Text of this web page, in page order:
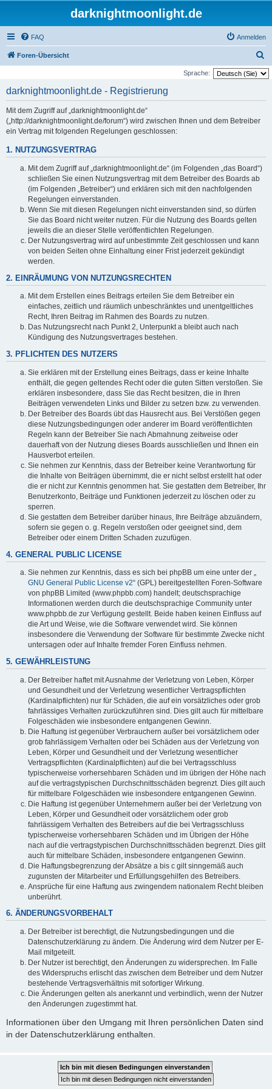
darknightmoonlight.de
FAQ Anmelden
Foren-Übersicht
u
Sprache:
darknightmoonlight.de - Registrierung
Mit dem Zugriff auf „darknightmoonlight.de“
(„http://darknightmoonlight.de/forum“) wird zwischen Ihnen und dem Betreiber
ein Vertrag mit folgenden Regelungen geschlossen:
1. NUTZUNGSVERTRAG
Mit dem Zugriff auf „darknightmoonlight.de“ (im Folgenden „das Board“)
schließen Sie einen Nutzungsvertrag mit dem Betreiber des Boards ab
(im Folgenden „Betreiber“) und erklären sich mit den nachfolgenden
Regelungen einverstanden.
Wenn Sie mit diesen Regelungen nicht einverstanden sind, so dürfen
Sie das Board nicht weiter nutzen. Für die Nutzung des Boards gelten
jeweils die an dieser Stelle veröffentlichten Regelungen.
Der Nutzungsvertrag wird auf unbestimmte Zeit geschlossen und kann
von beiden Seiten ohne Einhaltung einer Frist jederzeit gekündigt
werden.
2. EINRÄUMUNG VON NUTZUNGSRECHTEN
Mit dem Erstellen eines Beitrags erteilen Sie dem Betreiber ein
einfaches, zeitlich und räumlich unbeschränktes und unentgeltliches
Recht, Ihren Beitrag im Rahmen des Boards zu nutzen.
Das Nutzungsrecht nach Punkt 2, Unterpunkt a bleibt auch nach
Kündigung des Nutzungsvertrages bestehen.
3. PFLICHTEN DES NUTZERS
Sie erklären mit der Erstellung eines Beitrags, dass er keine Inhalte
enthält, die gegen geltendes Recht oder die guten Sitten verstoßen. Sie
erklären insbesondere, dass Sie das Recht besitzen, die in Ihren
Beiträgen verwendeten Links und Bilder zu setzen bzw. zu verwenden.
Der Betreiber des Boards übt das Hausrecht aus. Bei Verstößen gegen
diese Nutzungsbedingungen oder anderer im Board veröffentlichten
Regeln kann der Betreiber Sie nach Abmahnung zeitweise oder
dauerhaft von der Nutzung dieses Boards ausschließen und Ihnen ein
Hausverbot erteilen.
Sie nehmen zur Kenntnis, dass der Betreiber keine Verantwortung für
die Inhalte von Beiträgen übernimmt, die er nicht selbst erstellt hat oder
die er nicht zur Kenntnis genommen hat. Sie gestatten dem Betreiber, Ihr
Benutzerkonto, Beiträge und Funktionen jederzeit zu löschen oder zu
sperren.
Sie gestatten dem Betreiber darüber hinaus, Ihre Beiträge abzuändern,
sofern sie gegen o. g. Regeln verstoßen oder geeignet sind, dem
Betreiber oder einem Dritten Schaden zuzufügen.
4. GENERAL PUBLIC LICENSE
Sie nehmen zur Kenntnis, dass es sich bei phpBB um eine unter der „
GNU General Public License v2“ (GPL) bereitgestellten Foren-Software
von phpBB Limited (www.phpbb.com) handelt; deutschsprachige
Informationen werden durch die deutschsprachige Community unter
www.phpbb.de zur Verfügung gestellt. Beide haben keinen Einfluss auf
die Art und Weise, wie die Software verwendet wird. Sie können
insbesondere die Verwendung der Software für bestimmte Zwecke nicht
untersagen oder auf Inhalte fremder Foren Einfluss nehmen.
5. GEWÄHRLEISTUNG
Der Betreiber haftet mit Ausnahme der Verletzung von Leben, Körper
und Gesundheit und der Verletzung wesentlicher Vertragspflichten
(Kardinalpflichten) nur für Schäden, die auf ein vorsätzliches oder grob
fahrlässiges Verhalten zurückzuführen sind. Dies gilt auch für mittelbare
Folgeschäden wie insbesondere entgangenen Gewinn.
Die Haftung ist gegenüber Verbrauchern außer bei vorsätzlichem oder
grob fahrlässigem Verhalten oder bei Schäden aus der Verletzung von
Leben, Körper und Gesundheit und der Verletzung wesentlicher
Vertragspflichten (Kardinalpflichten) auf die bei Vertragsschluss
typischerweise vorhersehbaren Schäden und im übrigen der Höhe nach
auf die vertragstypischen Durchschnittsschäden begrenzt. Dies gilt auch
für mittelbare Folgeschäden wie insbesondere entgangenen Gewinn.
Die Haftung ist gegenüber Unternehmern außer bei der Verletzung von
Leben, Körper und Gesundheit oder vorsätzlichem oder grob
fahrlässigem Verhalten des Betreibers auf die bei Vertragsschluss
typischerweise vorhersehbaren Schäden und im Übrigen der Höhe
nach auf die vertragstypischen Durchschnittsschäden begrenzt. Dies gilt
auch für mittelbare Schäden, insbesondere entgangenen Gewinn.
Die Haftungsbegrenzung der Absätze a bis c gilt sinngemäß auch
zugunsten der Mitarbeiter und Erfüllungsgehilfen des Betreibers.
Ansprüche für eine Haftung aus zwingendem nationalem Recht bleiben
unberührt.
6. ÄNDERUNGSVORBEHALT
Der Betreiber ist berechtigt, die Nutzungsbedingungen und die
Datenschutzerklärung zu ändern. Die Änderung wird dem Nutzer per E-
Mail mitgeteilt.
Der Nutzer ist berechtigt, den Änderungen zu widersprechen. Im Falle
des Widerspruchs erlischt das zwischen dem Betreiber und dem Nutzer
bestehende Vertragsverhältnis mit sofortiger Wirkung.
Die Änderungen gelten als anerkannt und verbindlich, wenn der Nutzer
den Änderungen zugestimmt hat.
Informationen über den Umgang mit Ihren persönlichen Daten sind
in der Datenschutzerklärung enthalten.